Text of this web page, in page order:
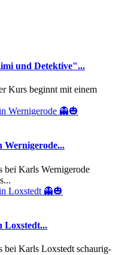
und Detektive"...
Kurs beginnt mit einem
Wernigerode...
bei Karls Wernigerode
Loxstedt...
bei Karls Loxstedt schaurig-